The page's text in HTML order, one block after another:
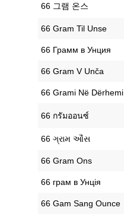
‎66 그램 온스
‎66 Gram Til Unse
‎66 Грамм в Унция
‎66 Gram V Unča
‎66 Grami Në Dërhemi
‎66 กรัมออนซ์
‎66 ગ્રામ ઔંસ
‎66 Gram Ons
‎66 грам в Унція
‎66 Gam Sang Ounce